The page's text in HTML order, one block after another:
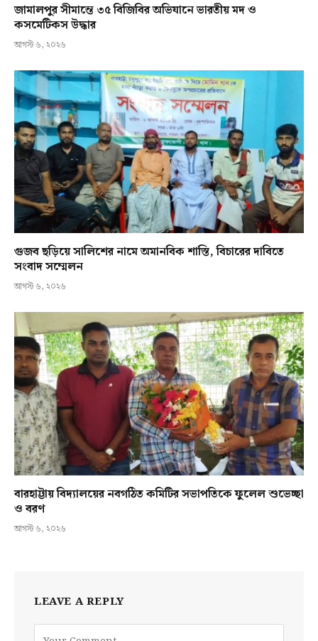
জামালপুর সীমান্তে ৩৫ বিজিবির অভিযানে ভারতীয় মদ ও
কসমেটিকস উদ্ধার
আগস্ট ৬, ২০২৬
গুজব ছড়িয়ে সালিশের নামে অমানবিক শাস্তি, বিচারের দাবিতে
সংবাদ সম্মেলন
আগস্ট ৬, ২০২৬
বারহাট্টায় বিদ্যালয়ের নবগঠিত কমিটির সভাপতিকে ফুলেল শুভেচ্ছা
ও বরণ
আগস্ট ৬, ২০২৬
LEAVE A REPLY